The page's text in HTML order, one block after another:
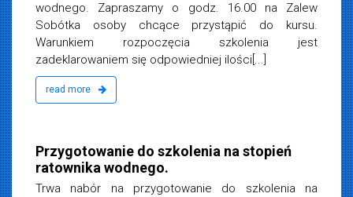
wodnego. Zapraszamy o godz. 16.00 na Zalew
Sobótka osoby chcące przystąpić do kursu.
Warunkiem rozpoczęcia szkolenia jest
zadeklarowaniem się odpowiedniej ilości[...]
read more
2017
Przygotowanie do szkolenia na stopień
ratownika wodnego.
Trwa nabór na przygotowanie do szkolenia na